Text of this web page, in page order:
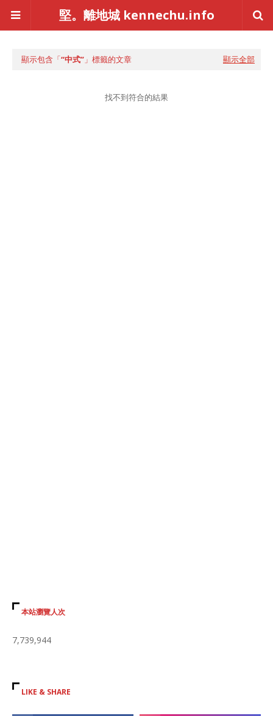
堅。離地城 kennechu.info
顯示包含「 中式 」標籤的文章 顯示全部
找不到符合的結果
本站瀏覽人次
7,739,944
LIKE & SHARE